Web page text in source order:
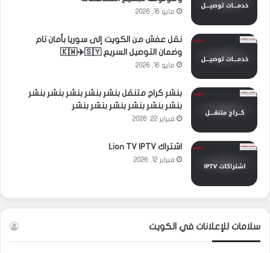
مايو 16, 2026
نقل عفش من الكويت إلى سوريا بأمان تام
وضمان التوصيل السريع 🇰🇼✈️🇸🇾
مايو 16, 2026
بنشر كراج متنقل بنشر بنشر بنشر بنشر بنشر
بنشر بنشر بنشر بنشر بنشر بنشر
فبراير 22, 2026
اشتراك Lion TV IPTV
فبراير 12, 2026
سلامات للإعلانات في الكويت